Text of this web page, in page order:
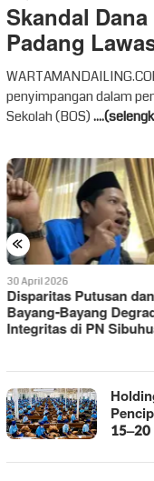
Skandal
Padang
penyimpangan dalam
Sekolah (BOS)
«
16 Maret 2026
Bersama Polsek
Tengah, IPK Eks
Bagikan 300 Paket